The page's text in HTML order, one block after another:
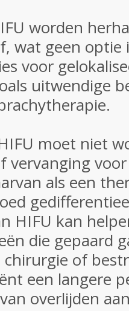
worden
wat geen optie
voor
uitwendige
moet niet
vervanging
als een
HIFU kan
die gepaard
of
een langere
overlijden